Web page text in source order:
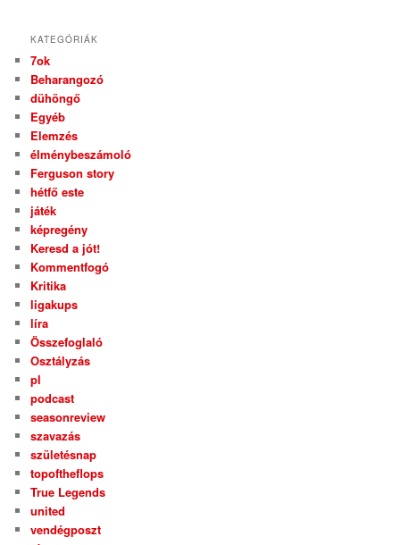
KATEGÓRIÁK
7ok
Beharangozó
dühöngő
Egyéb
Elemzés
élménybeszámoló
Ferguson story
hétfő este
játék
képregény
Keresd a jót!
Kommentfogó
Kritika
ligakups
líra
Összefoglaló
Osztályzás
pl
podcast
seasonreview
szavazás
születésnap
topoftheflops
True Legends
united
vendégposzt